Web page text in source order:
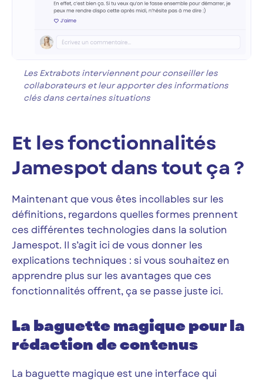
Les Extrabots interviennent pour conseiller les
collaborateurs et leur apporter des informations
clés dans certaines situations
Et les fonctionnalités
Jamespot dans tout ça ?
Maintenant que vous êtes incollables sur les
définitions, regardons quelles formes prennent
ces différentes technologies dans la solution
Jamespot. Il s’agit ici de vous donner les
explications techniques : si vous souhaitez en
apprendre plus sur les avantages que ces
fonctionnalités offrent, ça se passe juste ici.
La baguette magique pour la
rédaction de contenus
La baguette magique est une interface qui